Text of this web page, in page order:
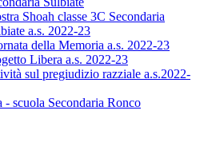
Shoah classe 3C Secondaria
a.s. 2022-23
della Memoria a.s. 2022-23
Libera a.s. 2022-23
sul pregiudizio razziale a.s.2022-
- scuola Secondaria Ronco